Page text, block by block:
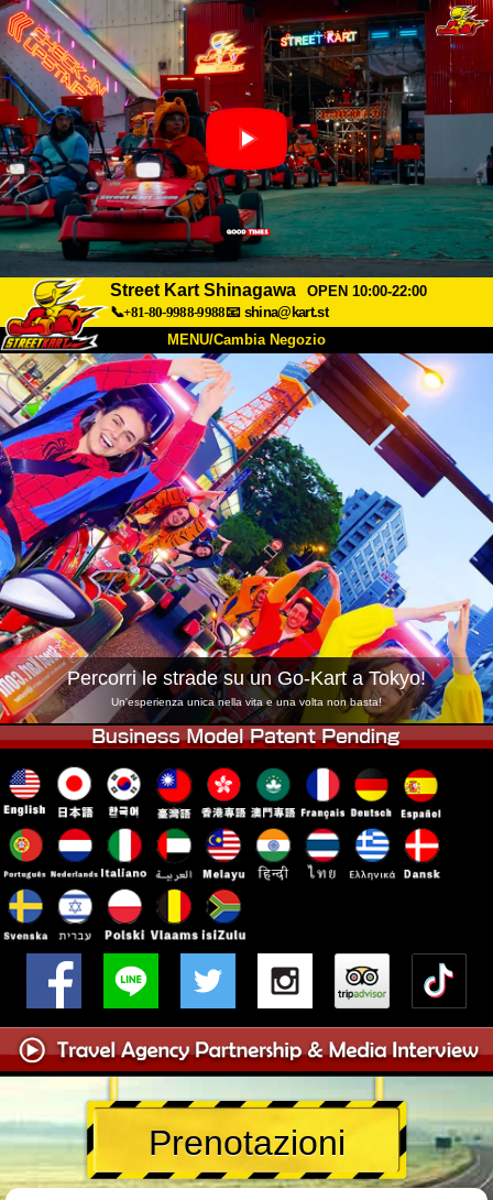
Street Kart Shinagawa
OPEN 10:00-22:00
📞+81-80-9988-9988📧 shina@kart.st
MENU/Cambia Negozio
INIZIO
Chi Siamo Specifiche Prezzo
Accesso Recensioni FAQ
Azienda Prenotazioni
Cambia Negozio
Tokyo Shinagawa Tokyo Akihabara#1
Tokyo Akihabara#2 Tokyo Shibuya
Tokyo Shibuya Annex Tokyo Bay
Tokyo Asakusa Osaka
Okinawa
Percorri le strade su un Go-Kart a Tokyo!
Un'esperienza unica nella vita e una volta non basta!
Prenotazioni